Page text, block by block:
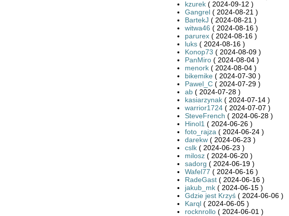
kzurek( 2024-09-12 )
Gangrel( 2024-08-21 )
BartekJ ( 2024-08-21 )
witwa46 ( 2024-08-16 )
parurex( 2024-08-16 )
luks( 2024-08-16 )
Konop73 ( 2024-08-09 )
PanMiro( 2024-08-04 )
menork( 2024-08-04 )
bikemike( 2024-07-30 )
Pawel_C( 2024-07-29 )
ab( 2024-07-28 )
kasiarzynak( 2024-07-14 )
warrior1724( 2024-07-07 )
SteveFrench ( 2024-06-28 )
Hinol1 ( 2024-06-26 )
foto_rajza ( 2024-06-24 )
darekw( 2024-06-23 )
cslk( 2024-06-23 )
milosz( 2024-06-20 )
sadorg ( 2024-06-19 )
Wafel77 ( 2024-06-16 )
RadeGast( 2024-06-16 )
jakub_mk( 2024-06-15 )
Gdzie jest Krzyś( 2024-06-06 )
Karql( 2024-06-05 )
rocknrollo( 2024-06-01 )